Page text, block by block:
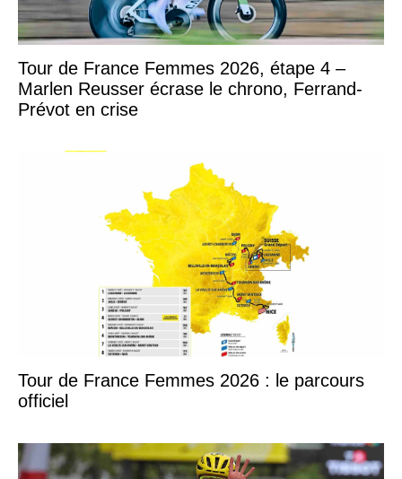
Tour de France Femmes 2026, étape 4 –
Marlen Reusser écrase le chrono, Ferrand-
Prévot en crise
Tour de France Femmes 2026 : le parcours
officiel